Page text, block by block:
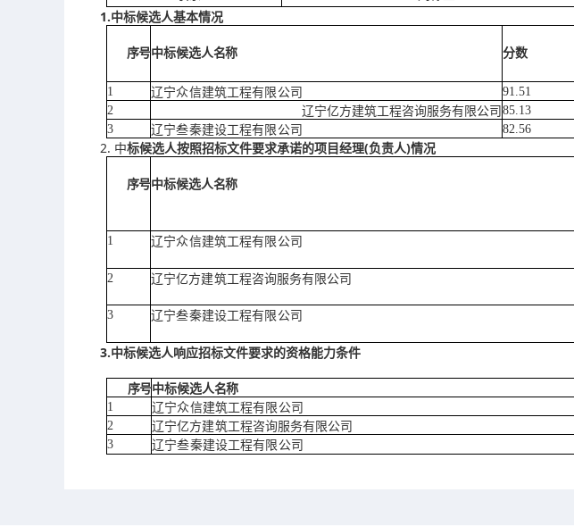
1.中标候选人基本情况
序号中标候选人名称 分数
1 辽宁众信建筑工程有限公司 91.51
2
辽宁亿方建筑工程咨询服务有限公司 85.13
3
辽宁叁秦建设工程有限公司 82.56
2. 中标候选人按照招标文件要求承诺的项目经理(负责人)情况
序号中标候选人名称
1 辽宁众信建筑工程有限公司
2
辽宁亿方建筑工程咨询服务有限公司
3
辽宁叁秦建设工程有限公司
3.中标候选人响应招标文件要求的资格能力条件
序号中标候选人名称
1
辽宁众信建筑工程有限公司
2
辽宁亿方建筑工程咨询服务有限公司
3
辽宁叁秦建设工程有限公司